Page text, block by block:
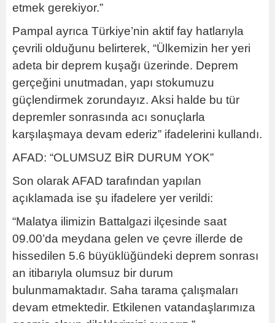
etmek gerekiyor.”
Pampal ayrıca Türkiye’nin aktif fay hatlarıyla
çevrili olduğunu belirterek, “Ülkemizin her yeri
adeta bir deprem kuşağı üzerinde. Deprem
gerçeğini unutmadan, yapı stokumuzu
güçlendirmek zorundayız. Aksi halde bu tür
depremler sonrasında acı sonuçlarla
karşılaşmaya devam ederiz” ifadelerini kullandı.
AFAD: “OLUMSUZ BİR DURUM YOK”
Son olarak AFAD tarafından yapılan
açıklamada ise şu ifadelere yer verildi:
“Malatya ilimizin Battalgazi ilçesinde saat
09.00’da meydana gelen ve çevre illerde de
hissedilen 5.6 büyüklüğündeki deprem sonrası
an itibarıyla olumsuz bir durum
bulunmamaktadır. Saha tarama çalışmaları
devam etmektedir. Etkilenen vatandaşlarımıza